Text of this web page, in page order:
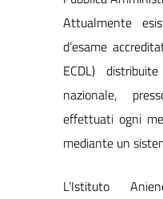
Attualmente
d’esame
ECDL)
nazionale,
effettuati ogni
mediante un
L’Istituto